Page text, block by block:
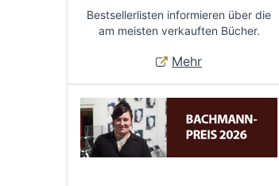
Bestsellerlisten informieren über die
am meisten verkauften Bücher.
Mehr